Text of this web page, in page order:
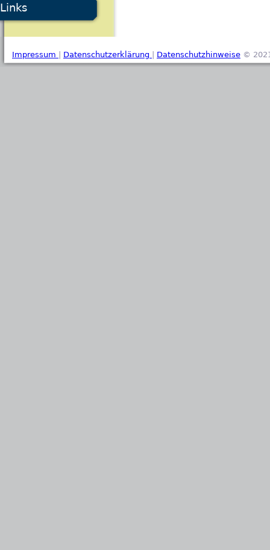
Links
Impressum Datenschutzerklärung Datenschutzhinweise ©